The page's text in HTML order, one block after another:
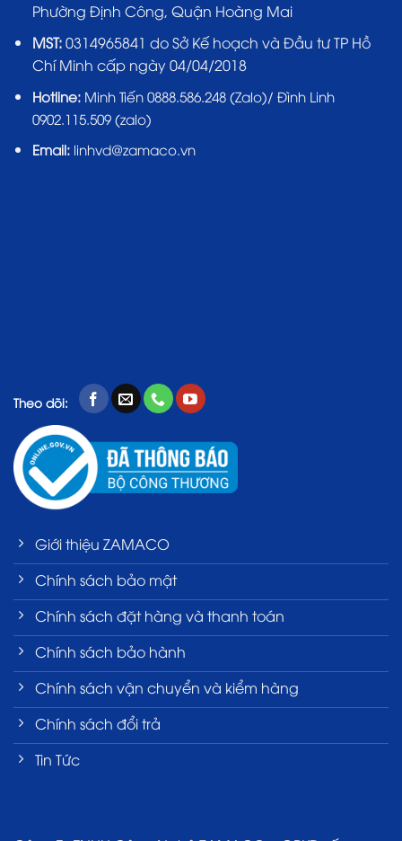
Phường Định Công, Quận Hoàng Mai
MST:0314965841 do Sở Kế hoạch và Đầu tư TP Hồ
Chí Minh cấp ngày 04/04/2018
Hotline: Minh Tiến 0888.586.248 (Zalo)/ Đình Linh
0902.115.509 (zalo)
Email:linhvd@zamaco.vn
Theo dõi:
Giới thiệu ZAMACO
Chính sách bảo mật
Chính sách đặt hàng và thanh toán
Chính sách bảo hành
Chính sách vận chuyển và kiểm hàng
Chính sách đổi trả
Tin Tức